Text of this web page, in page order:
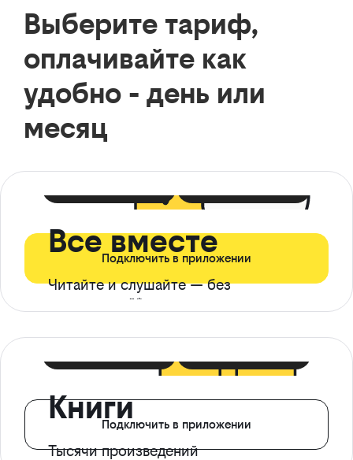
Выберите тариф,
оплачивайте как
удобно - день или
месяц
Все вместе
Читайте и слушайте — без
ограничений*
Подключить в приложении
Книги
Тысячи произведений
Подключить в приложении